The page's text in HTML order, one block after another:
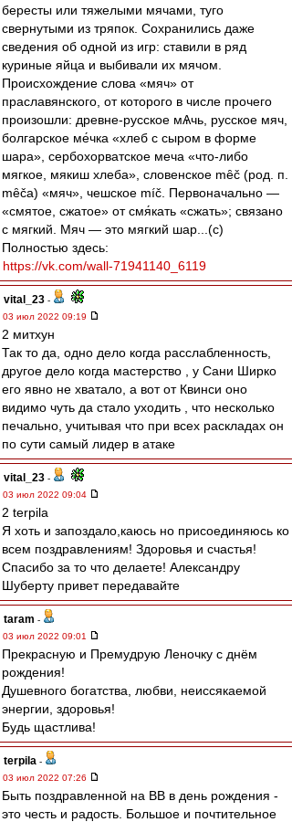
бересты или тяжелыми мячами, туго
свернутыми из тряпок. Сохранились даже
сведения об одной из игр: ставили в ряд
куриные яйца и выбивали их мячом.
Происхождение слова «мяч» от
праславянского, от которого в числе прочего
произошли: древне-русское мѦчь, русское мяч,
болгарское ме́чка «хлеб с сыром в форме
шара», сербохорватское меча «что-либо
мягкое, мякиш хлеба», словенское mȇč (род. п.
mȇčа) «мяч», чешское míč. Первоначально —
«смятое, сжатое» от смя́кать «сжать»; связано
с мягкий. Мяч — это мягкий шар...(с)
Полностью здесь:
https://vk.com/wall-71941140_6119
vital_23 -
03 июл 2022 09:19
2 митхун
Так то да, одно дело когда расслабленность,
другое дело когда мастерство , у Сани Ширко
его явно не хватало, а вот от Квинси оно
видимо чуть да стало уходить , что несколько
печально, учитывая что при всех раскладах он
по сути самый лидер в атаке
vital_23 -
03 июл 2022 09:04
2 terpila
Я хоть и запоздало,каюсь но присоединяюсь ко
всем поздравлениям! Здоровья и счастья!
Спасибо за то что делаете! Александру
Шуберту привет передавайте
taram -
03 июл 2022 09:01
Прекрасную и Премудрую Леночку с днём
рождения!
Душевного богатства, любви, неиссякаемой
энергии, здоровья!
Будь щастлива!
terpila -
03 июл 2022 07:26
Быть поздравленной на ВВ в день рождения -
это честь и радость. Большое и почтительное